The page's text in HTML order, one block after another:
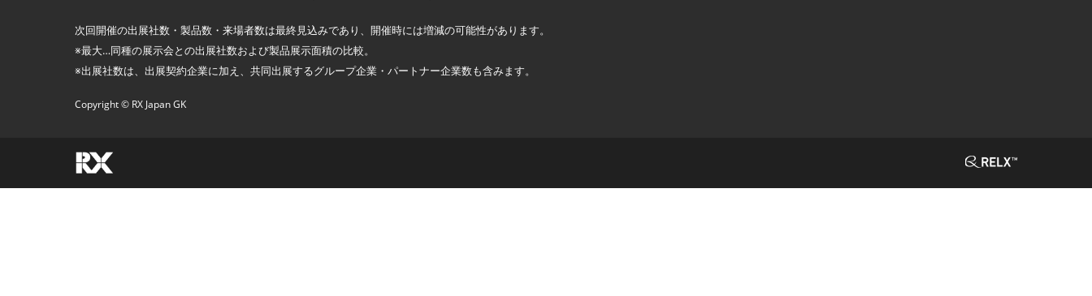
次回開催の出展社数・製品数・来場者数は最終見込みであり、開催時には増減の可能性があります。
※最大…同種の展示会との出展社数および製品展示面積の比較。
※出展社数は、出展契約企業に加え、共同出展するグループ企業・パートナー企業数も含みます。
Copyright © RX Japan GK